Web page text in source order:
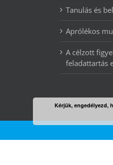
Tanulás és
Aprólékos
A célzott
feladattartás
Kérjük, engedélyezd,